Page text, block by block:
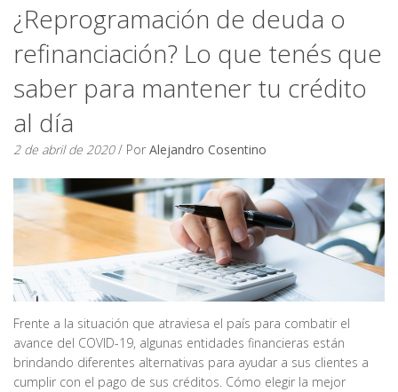
¿Reprogramación de deuda o
refinanciación? Lo que tenés que
saber para mantener tu crédito
al día
2 de abril de 2020/ Por Alejandro Cosentino
Frente a la situación que atraviesa el país para combatir el
avance del COVID-19, algunas entidades financieras están
brindando diferentes alternativas para ayudar a sus clientes a
cumplir con el pago de sus créditos. Cómo elegir la mejor